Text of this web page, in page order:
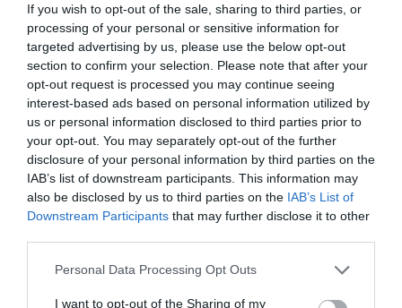
If you wish to opt-out of the sale, sharing to third parties, or
processing of your personal or sensitive information for
targeted advertising by us, please use the below opt-out
section to confirm your selection. Please note that after your
opt-out request is processed you may continue seeing
interest-based ads based on personal information utilized by
us or personal information disclosed to third parties prior to
your opt-out. You may separately opt-out of the further
disclosure of your personal information by third parties on the
IAB’s list of downstream participants. This information may
also be disclosed by us to third parties on the IAB’s List of
Downstream Participants that may further disclose it to other
Please note that this website/app uses one or more Google
not limited to your visit or usage behaviour. You may click to
Personal Data Processing Opt Outs
I want to opt-out of the Sharing of my
Υπογράφηκε η κοινή υπουργική
απόφαση για το επίδομα διοίκησης σε
στελέχη των Ενόπλων Δυνάμεων
31.07.2026 | 09:30